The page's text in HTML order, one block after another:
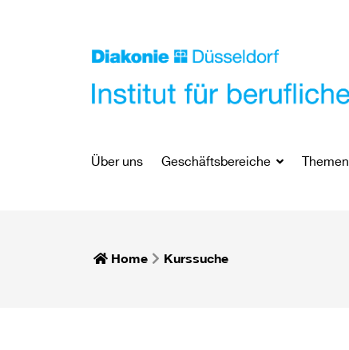
Über uns Geschäftsbereiche Themen
Home Kurssuche